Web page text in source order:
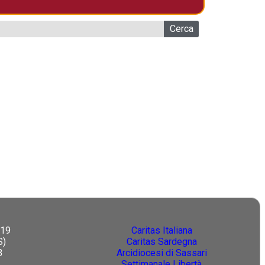
Cerca
Caritas Italiana
Caritas Sardegna
Arcidiocesi di Sassari